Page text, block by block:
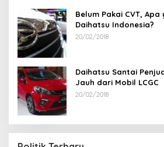
Belum Pakai CVT,
Daihatsu Indonesia?
20/02/2018
Daihatsu Santai
Jauh dari Mobil LCGC
20/02/2018